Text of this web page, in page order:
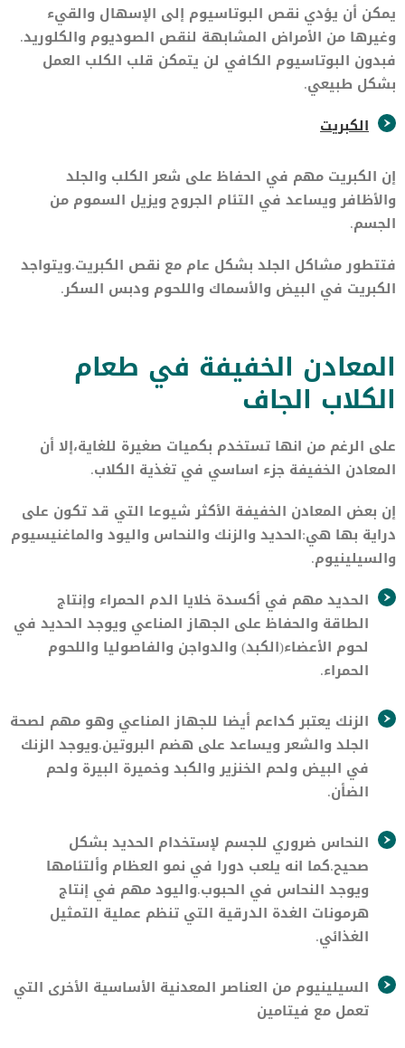
يمكن أن يؤدي نقص البوتاسيوم إلى الإسهال والقيء
وغيرها من الأمراض المشابهة لنقص الصوديوم والكلوريد.
فبدون البوتاسيوم الكافي لن يتمكن قلب الكلب العمل
بشكل طبيعي.
الكبريت
إن الكبريت مهم في الحفاظ على شعر الكلب والجلد
والأظافر ويساعد في التئام الجروح ويزيل السموم من
الجسم.
فتتطور مشاكل الجلد بشكل عام مع نقص الكبريت.ويتواجد
الكبريت في البيض والأسماك واللحوم ودبس السكر.
المعادن الخفيفة في طعام
الكلاب الجاف
على الرغم من انها تستخدم بكميات صغيرة للغاية،إلا أن
المعادن الخفيفة جزء اساسي في تغذية الكلاب.
إن بعض المعادن الخفيفة الأكثر شيوعا التي قد تكون على
دراية بها هي:الحديد والزنك والنحاس واليود والماغنيسيوم
والسيلينيوم.
الحديد مهم في أكسدة خلايا الدم الحمراء وإنتاج
الطاقة والحفاظ على الجهاز المناعي ويوجد الحديد في
لحوم الأعضاء(الكبد) والدواجن والفاصوليا واللحوم
الحمراء.
الزنك يعتبر كداعم أيضا للجهاز المناعي وهو مهم لصحة
الجلد والشعر ويساعد على هضم البروتين.ويوجد الزنك
في البيض ولحم الخنزير والكبد وخميرة البيرة ولحم
الضأن.
النحاس ضروري للجسم لإستخدام الحديد بشكل
صحيح.كما انه يلعب دورا في نمو العظام وألتئامها
ويوجد النحاس في الحبوب.واليود مهم في إنتاج
هرمونات الغدة الدرقية التي تنظم عملية التمثيل
الغذائي.
السيلينيوم من العناصر المعدنية الأساسية الأخرى التي
تعمل مع فيتامين